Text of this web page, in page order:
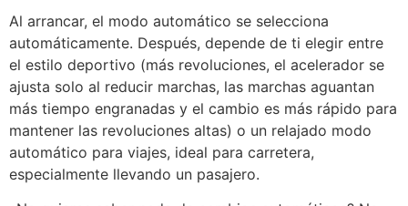
Al arrancar, el modo automático se selecciona
automáticamente. Después, depende de ti elegir entre
el estilo deportivo (más revoluciones, el acelerador se
ajusta solo al reducir marchas, las marchas aguantan
más tiempo engranadas y el cambio es más rápido para
mantener las revoluciones altas) o un relajado modo
automático para viajes, ideal para carretera,
especialmente llevando un pasajero.